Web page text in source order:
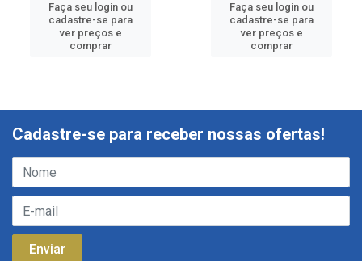
Faça seu login ou
cadastre-se para
ver preços e
comprar
Faça seu login ou
cadastre-se para
ver preços e
comprar
Cadastre-se para receber nossas ofertas!